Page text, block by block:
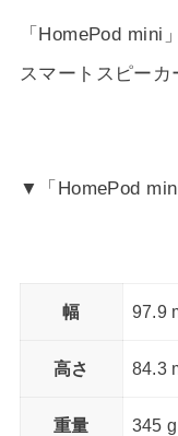
「HomePod mini
スマートスピーカ
▼「HomePod
幅 97.9
高さ 84.3
重量 345 g